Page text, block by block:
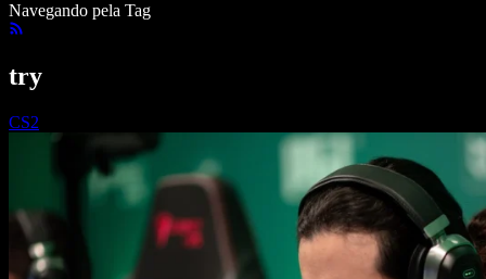
Navegando pela Tag
try
CS2